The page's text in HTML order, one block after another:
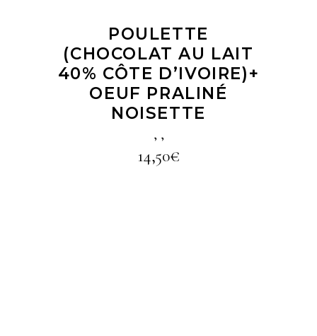
POULETTE
(CHOCOLAT AU LAIT
40% CÔTE D’IVOIRE)+
OEUF PRALINÉ
NOISETTE
, ,
14,50€